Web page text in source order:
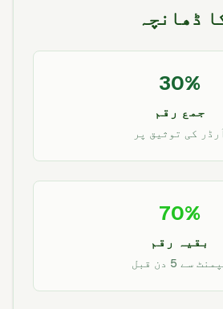
ڈھانچہ
30%
جمع رقم
کی توثیق پر
70%
بقیہ رقم
سے 5 دن قبل